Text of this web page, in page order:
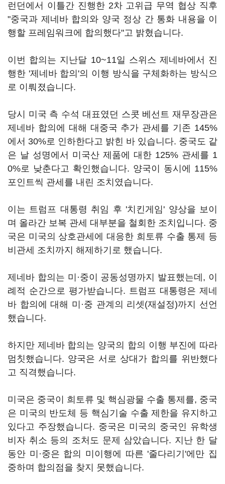
런던에서 이틀간 진행한 2차 고위급 무역 협상 직후
"중국과 제네바 합의와 양국 정상 간 통화 내용을 이
행할 프레임워크에 합의했다"고 밝혔습니다.
이번 합의는 지난달 10~11일 스위스 제네바에서 진
행한 '제네바 합의'의 이행 방식을 구체화하는 방식으
로 이뤄졌습니다.
당시 미국 측 수석 대표였던 스콧 베선트 재무장관은
제네바 합의에 대해 대중국 추가 관세를 기존 145%
에서 30%로 인하한다고 밝힌 바 있습니다. 중국도 같
은 날 성명에서 미국산 제품에 대한 125% 관세를 1
0%로 낮춘다고 확인했습니다. 양국이 동시에 115%
포인트씩 관세를 내린 조치였습니다.
이는 트럼프 대통령 취임 후 '치킨게임' 양상을 보이
며 올라간 보복 관세 대부분을 철회한 조치입니다. 중
국은 미국의 상호관세에 대응한 희토류 수출 통제 등
비관세 조치까지 해제하기로 했습니다.
제네바 합의는 미·중이 공동성명까지 발표했는데, 이
례적 순간으로 평가받습니다. 트럼프 대통령은 제네
바 합의에 대해 미·중 관계의 리셋(재설정)까지 선언
했습니다.
하지만 제네바 합의는 양국의 합의 이행 부진에 따라
멈칫했습니다. 양국은 서로 상대가 합의를 위반했다
고 직격했습니다.
미국은 중국이 희토류 및 핵심광물 수출 통제를, 중국
은 미국의 반도체 등 핵심기술 수출 제한을 유지하고
있다고 주장했습니다. 중국은 미국의 중국인 유학생
비자 취소 등의 조처도 문제 삼았습니다. 지난 한 달
동안 미·중은 합의 미이행에 따른 '줄다리기'에만 집
중하며 합의점을 찾지 못했습니다.